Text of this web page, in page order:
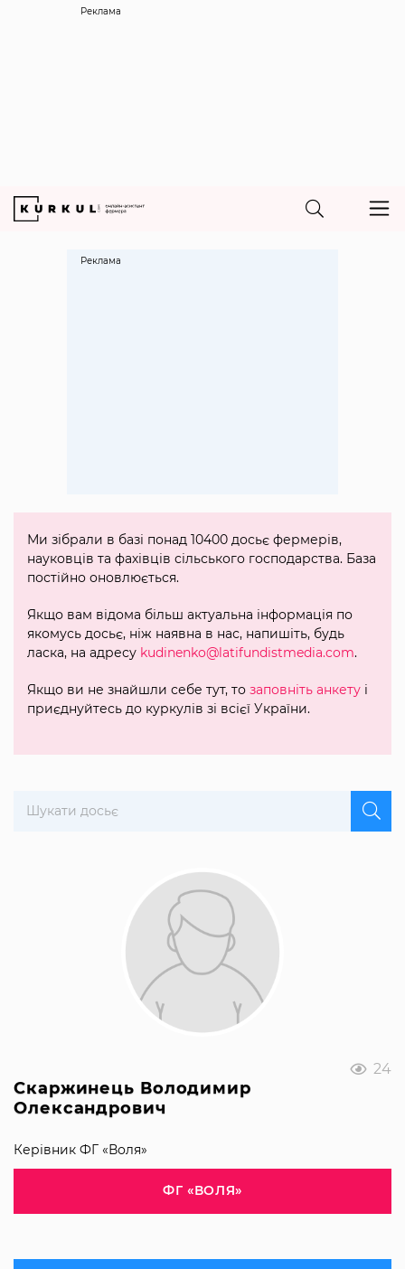
Реклама
24
Скаржинець Володимир
Олександрович
Керівник ФГ «Воля»
ФГ «ВОЛЯ»
Ми зібрали в базі понад 10400 досьє фермерів,
науковців та фахівців сільського господарства. База
постійно оновлюється.
Якщо вам відома більш актуальна інформація по
якомусь досьє, ніж наявна в нас, напишіть, будь
ласка, на адресу kudinenko@latifundistmedia.com.
Якщо ви не знайшли себе тут, то заповніть анкету і
приєднуйтесь до куркулів зі всієї України.
Реклама